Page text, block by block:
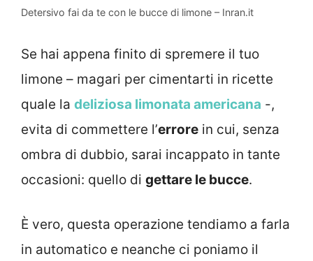
Detersivo fai da te con le bucce di limone – Inran.it
Se hai appena finito di spremere il tuo
limone – magari per cimentarti in ricette
quale la deliziosa limonata americana -,
evita di commettere l’errore in cui, senza
ombra di dubbio, sarai incappato in tante
occasioni: quello di gettare le bucce.
È vero, questa operazione tendiamo a farla
in automatico e neanche ci poniamo il